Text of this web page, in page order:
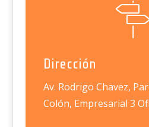
Dirección
Av. Rodrigo Chavez,
Colón, Empresarial 3